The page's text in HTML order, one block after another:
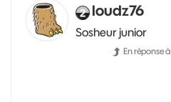
loudz76
Sosheur junior
En réponse à